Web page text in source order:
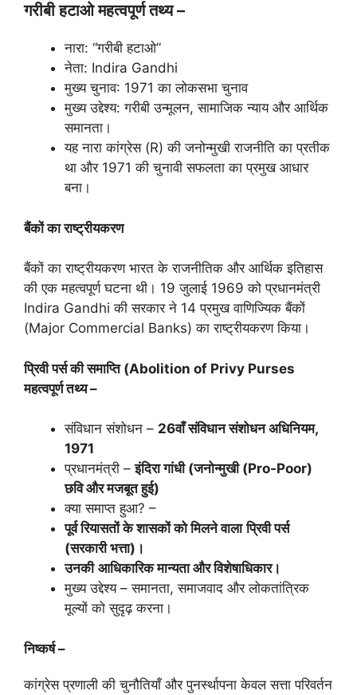
गरीबी हटाओ महत्वपूर्ण तथ्य –
नारा: “गरीबी हटाओ”
नेता: Indira Gandhi
मुख्य चुनाव: 1971 का लोकसभा चुनाव
मुख्य उद्देश्य: गरीबी उन्मूलन, सामाजिक न्याय और आर्थिक
समानता।
यह नारा कांग्रेस (R) की जनोन्मुखी राजनीति का प्रतीक
था और 1971 की चुनावी सफलता का प्रमुख आधार
बना।
बैंकों का राष्ट्रीयकरण
बैंकों का राष्ट्रीयकरण भारत के राजनीतिक और आर्थिक इतिहास
की एक महत्वपूर्ण घटना थी। 19 जुलाई 1969 को प्रधानमंत्री
Indira Gandhi की सरकार ने 14 प्रमुख वाणिज्यिक बैंकों
(Major Commercial Banks) का राष्ट्रीयकरण किया।
प्रिवी पर्स की समाप्ति (Abolition of Privy Purses
महत्वपूर्ण तथ्य –
संविधान संशोधन – 26वाँ संविधान संशोधन अधिनियम,
1971
प्रधानमंत्री –इंदिरा गांधी (जनोन्मुखी (Pro-Poor)
छवि और मजबूत हुई)
क्या समाप्त हुआ? –
पूर्व रियासतों के शासकों को मिलने वाला प्रिवी पर्स
(सरकारी भत्ता)।
उनकी आधिकारिक मान्यता और विशेषाधिकार।
मुख्य उद्देश्य – समानता, समाजवाद और लोकतांत्रिक
मूल्यों को सुदृढ़ करना।
निष्कर्ष –
कांग्रेस प्रणाली की चुनौतियाँ और पुनर्स्थापना केवल सत्ता परिवर्तन